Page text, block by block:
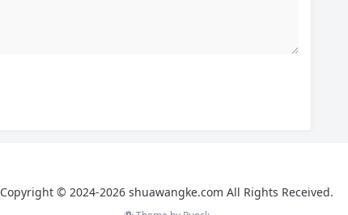
Copyright © 2024-2026 shuawangke.com All Rights Received.